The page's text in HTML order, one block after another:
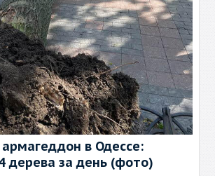
в Одессе:
дерева за день (фото)